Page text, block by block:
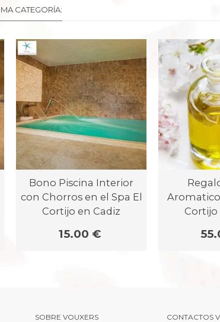
CATEGORÍA:
Bono Piscina Interior
con Chorros en el Spa El
Cortijo en Cadiz
15.00 €
Aromatico
Cortijo
SOBRE VOUXERS CONTACTOS